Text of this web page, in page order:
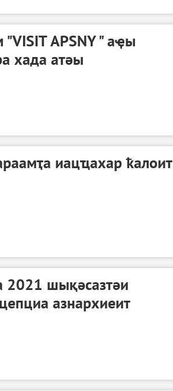
APSNY " аҿы
хада атәы
иацҵахар ҟалоит
2021 шықәсазтәи
азнархиеит